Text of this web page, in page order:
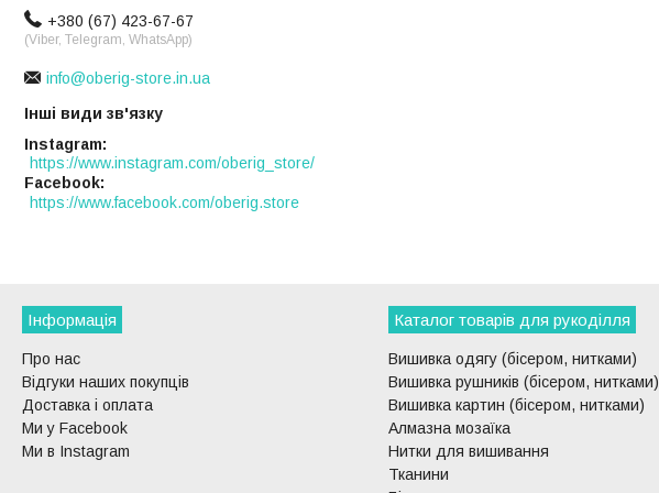
+380 (67) 423-67-67
(Viber, Telegram, WhatsApp)
info@oberig-store.in.ua
Інші види зв'язку
Instagram
https://www.instagram.com/oberig_store/
Facebook
https://www.facebook.com/oberig.store
Інформація
Про нас
Відгуки наших покупців
Доставка і оплата
Ми у Facebook
Ми в Instagram
Каталог товарів для рукоділля
Вишивка одягу (бісером, нитками)
Вишивка рушників (бісером, нитками)
Вишивка картин (бісером, нитками)
Алмазна мозаїка
Нитки для вишивання
Тканини